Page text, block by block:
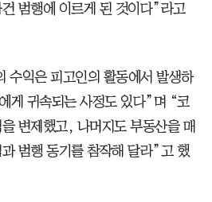
범행에 이르게 된 것이다”라고
수익은 피고인의 활동에서 발생하
게 귀속되는 사정도 있다”며 “코
변제했고, 나머지도 부동산을 매
범행 동기를 참작해 달라”고 했